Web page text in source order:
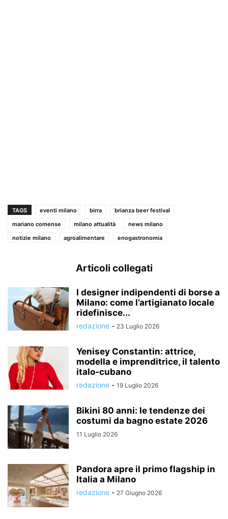
TAGS eventi milano birra
brianza beer festival
mariano comense
milano attualità
news milano
notizie milano
agroalimentare enogastronomia
Articoli collegati
I designer indipendenti di borse a
Milano: come l’artigianato locale
ridefinisce...
redazione - 23 Luglio 2026
Yenisey Constantin: attrice,
modella e imprenditrice, il talento
italo-cubano
redazione - 19 Luglio 2026
Bikini 80 anni: le tendenze dei
costumi da bagno estate 2026
11 Luglio 2026
Pandora apre il primo flagship in
Italia a Milano
redazione - 27 Giugno 2026